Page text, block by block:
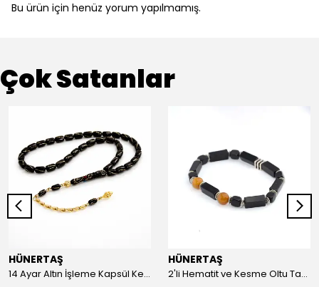
Bu ürün için henüz yorum yapılmamış.
Çok Satanlar
HÜNERTAŞ
14 Ayar Altın İşleme Kapsül Kesim Oltu Taşı Tespih
HÜNERTAŞ
2'li Hematit ve Kesme Oltu Taşı Bileklik